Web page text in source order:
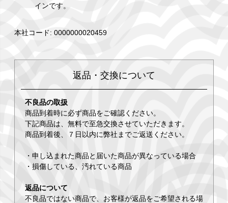
インです。
本社コード: 0000000020459
返品・交換について
不良品の取扱
商品到着時に必ず商品をご確認ください。
下記商品は、無料で至急交換させていただきます。
商品到着後、７日以内に弊社までご返送ください。
・申し込まれた商品と届いた商品が異なっている場合
・損傷している、汚れている商品
返品について
不良品ではない商品で、お客様が返品をご希望される場